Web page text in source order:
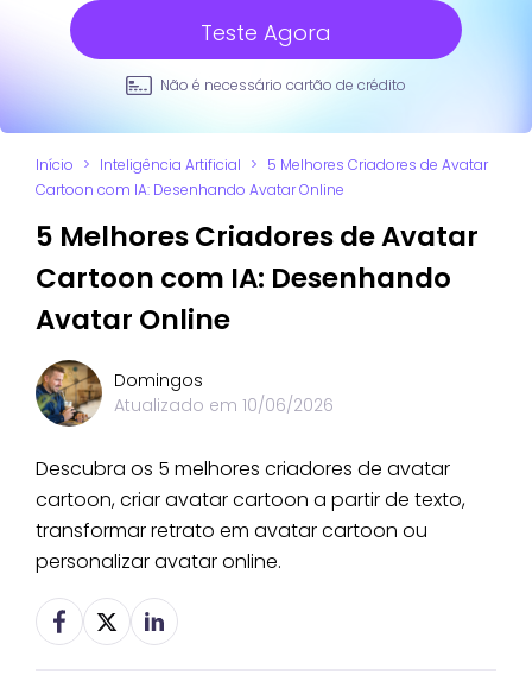
Teste Agora
Não é necessário cartão de crédito
Início > Inteligência Artificial > 5 Melhores Criadores de Avatar
Cartoon com IA: Desenhando Avatar Online
5 Melhores Criadores de Avatar
Cartoon com IA: Desenhando
Avatar Online
Domingos
Atualizado em 10/06/2026
Descubra os 5 melhores criadores de avatar
cartoon, criar avatar cartoon a partir de texto,
transformar retrato em avatar cartoon ou
personalizar avatar online.